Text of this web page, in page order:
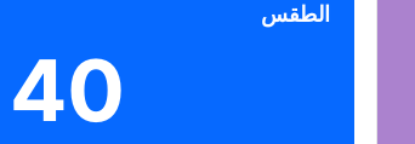
الطقس
40